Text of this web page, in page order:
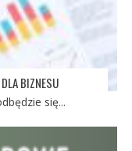
BIZNESU
się...